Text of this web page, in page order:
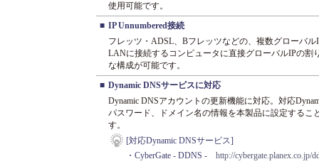
使用可能です。
■ IP Unnumbered接続
フレッツ・ADSL、Bフレッツなどの、複数グローバ
LANに接続するコンピュータに直接グローバルIPの割
な構成が可能です。
■ Dynamic DNSサービスに対応
Dynamic DNSアカウントの更新機能に対応。対応
パスワード、ドメイン名の情報を本製品に設定する
す。
[対応Dynamic DNSサービス]
・CyberGate - DDNS - http://cybergate.planex.co.jp/